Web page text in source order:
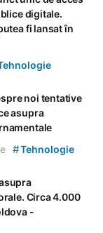
digitale.
fi lansat în
noi tentative
asupra
#Tehnologie
Circa 4.000
-